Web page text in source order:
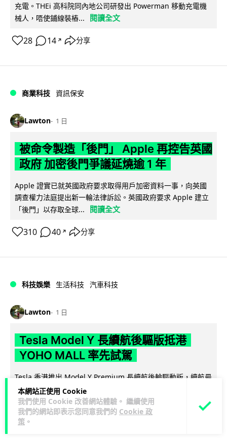
本網站正使用 Cookie
我們使用 Cookie 改善網站體驗。 繼續使用
我們的網站即表示您同意我們的 Cookie 政
策 。
充電。THEi 高科院同內地公司研發出 Powerman 移動充電機
械人，唔使鋪線裝樁...
閱讀全文
28 14 ↗ 分享
商業科技 資訊保安
Lawton 1 日
被命令製造「後門」 Apple 再控告英國
政府 加密後門爭議延燒逾 1 年
Apple 證實已就英國政府要求取得用戶加密資料一事，向英國
調查權力法庭提出新一輪法律訴訟。英國政府要求 Apple 建立
「後門」以存取全球...
閱讀全文
310 40 ↗ 分享
科技娛樂 生活科技 汽車科技
Lawton 1 日
Tesla Model Y 長續航後驅版抵港
YOHO MALL 率先試駕
Tesla 香港推出 Model Y Premium 長續航後輪驅動版，續航最
高達 691 公里，為家族中續航最長單摩打版本。新車即日起於
元... 閱讀全文
92